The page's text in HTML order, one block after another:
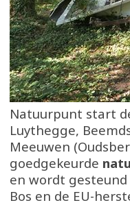
Natuurpunt start
Luythegge,
Meeuwen
goedgekeurde
en wordt
Bos en de EU-